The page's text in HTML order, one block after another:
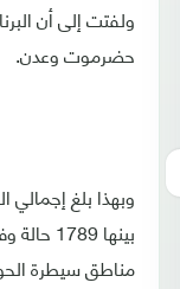
حضرموت وعدن.
مناطق سيطرة